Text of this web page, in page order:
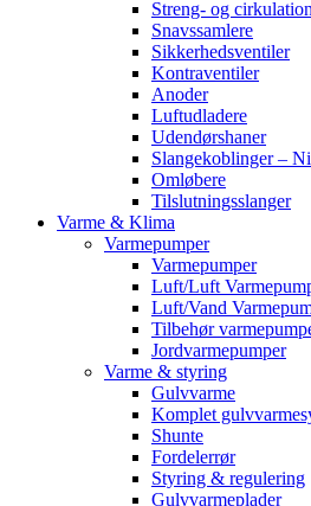
Streng- og
Snavssamlere
Sikkerhedsventiler
Kontraventiler
Anoder
Luftudladere
Udendørshaner
Slangekoblinger –
Omløbere
Tilslutningsslanger
Varme & Klima
Varmepumper
Varmepumper
Luft/Luft
Luft/Vand
Tilbehør
Jordvarmepumper
Varme & styring
Gulvvarme
Komplet
Shunte
Fordelerrør
Styring & regulering
Gulvvarmeplader